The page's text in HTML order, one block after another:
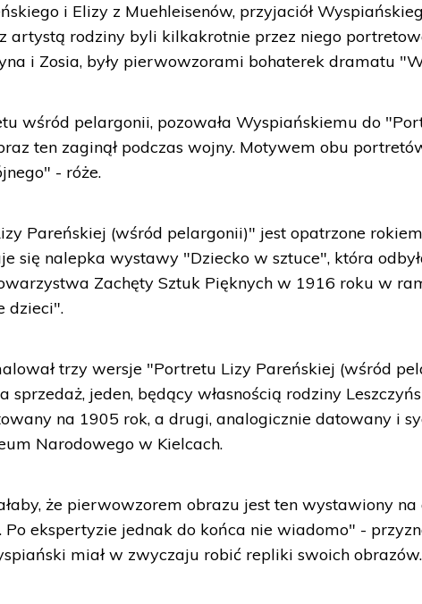
i Elizy z Muehleisenów, przyjaciół
artystą rodziny byli kilkakrotnie przez niego
i Zosia, były pierwowzorami bohaterek dramatu
wśród pelargonii, pozowała Wyspiańskiemu do
ten zaginął podczas wojny. Motywem obu
- róże.
Pareńskiej (wśród pelargonii)" jest opatrzone
się nalepka wystawy "Dziecko w sztuce", która
Zachęty Sztuk Pięknych w 1916 roku w
dzieci".
trzy wersje "Portretu Lizy Pareńskiej (wśród
sprzedaż, jeden, będący własnością rodziny
na 1905 rok, a drugi, analogicznie datowany i
Narodowego w Kielcach.
że pierwowzorem obrazu jest ten wystawiony na
Po ekspertyzie jednak do końca nie wiadomo" -
miał w zwyczaju robić repliki swoich obrazów.